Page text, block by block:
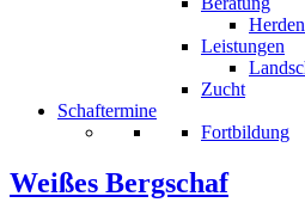
Leistungen
Zucht
Schaftermine
Fortbildung
Weißes Bergschaf